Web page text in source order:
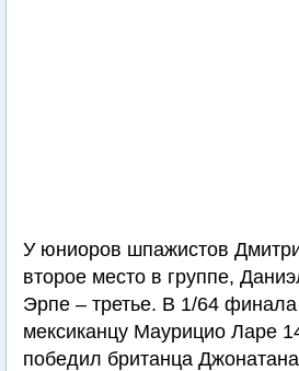
У юниоров шпажистов
второе место в группе,
Эрпе – третье. В 1/64
мексиканцу Маурицио Ларе
победил британца